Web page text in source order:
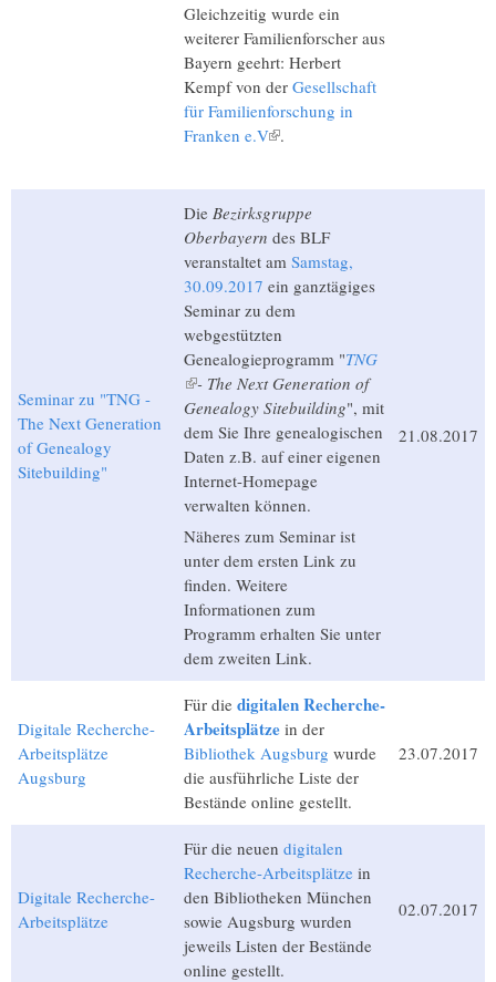
Gleichzeitig wurde ein
weiterer Familienforscher aus
Bayern geehrt: Herbert
Kempf von der Gesellschaft
für Familienforschung in
Franken e.V(Link ist extern)
.
Seminar zu "TNG -
The Next Generation
of Genealogy
Sitebuilding"
Die Bezirksgruppe
Oberbayern des BLF
veranstaltet am Samstag,
30.09.2017 ein ganztägiges
Seminar zu dem
webgestützten
Genealogieprogramm "TNG
(Link ist extern)
- The Next Generation of
Genealogy Sitebuilding", mit
dem Sie Ihre genealogischen
Daten z.B. auf einer eigenen
Internet-Homepage
verwalten können.
Näheres zum Seminar ist
unter dem ersten Link zu
finden. Weitere
Informationen zum
Programm erhalten Sie unter
dem zweiten Link.
21.08.2017
Digitale Recherche-
Arbeitsplätze
Augsburg
Für die digitalen Recherche-
Arbeitsplätze in der
Bibliothek Augsburg wurde
die ausführliche Liste der
Bestände online gestellt.
23.07.2017
Digitale Recherche-
Arbeitsplätze
Für die neuen digitalen
Recherche-Arbeitsplätze in
den Bibliotheken München
sowie Augsburg wurden
jeweils Listen der Bestände
online gestellt.
02.07.2017